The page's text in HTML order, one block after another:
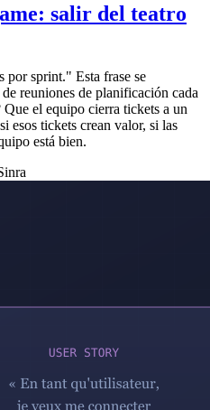
salir del teatro
por sprint." Esta frase se
reuniones de planificación cada
Que el equipo cierra tickets a un
esos tickets crean valor, si las
está bien.